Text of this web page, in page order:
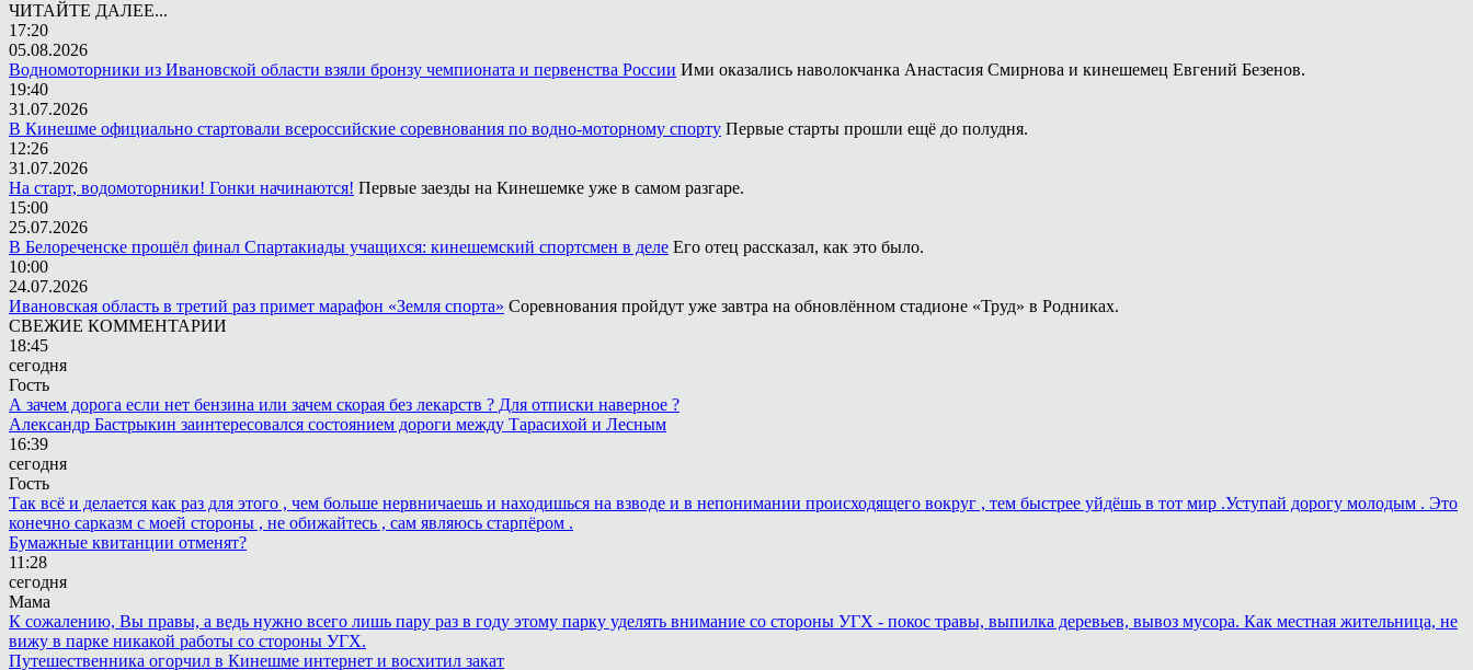
ЧИТАЙТЕ ДАЛЕЕ...
17:20
05.08.2026
Водномоторники из Ивановской области взяли бронзу чемпионата и первенства России Ими оказались наволокчанка Анастасия Смирнова и кинешемец Евгений Безенов.
19:40
31.07.2026
В Кинешме официально стартовали всероссийские соревнования по водно-моторному спорту Первые старты прошли ещё до полудня.
12:26
31.07.2026
На старт, водомоторники! Гонки начинаются! Первые заезды на Кинешемке уже в самом разгаре.
15:00
25.07.2026
В Белореченске прошёл финал Спартакиады учащихся: кинешемский спортсмен в деле Его отец рассказал, как это было.
10:00
24.07.2026
Ивановская область в третий раз примет марафон «Земля спорта» Соревнования пройдут уже завтра на обновлённом стадионе «Труд» в Родниках.
СВЕЖИЕ КОММЕНТАРИИ
18:45
сегодня
Гость
А зачем дорога если нет бензина или зачем скорая без лекарств ? Для отписки наверное ?
Александр Бастрыкин заинтересовался состоянием дороги между Тарасихой и Лесным
16:39
сегодня
Гость
Так всё и делается как раз для этого , чем больше нервничаешь и находишься на взводе и в непонимании происходящего вокруг , тем быстрее уйдёшь в тот мир .Уступай дорогу молодым . Это
конечно сарказм с моей стороны , не обижайтесь , сам являюсь старпёром .
Бумажные квитанции отменят?
11:28
сегодня
Мама
К сожалению, Вы правы, а ведь нужно всего лишь пару раз в году этому парку уделять внимание со стороны УГХ - покос травы, выпилка деревьев, вывоз мусора. Как местная жительница, не
вижу в парке никакой работы со стороны УГХ.
Путешественника огорчил в Кинешме интернет и восхитил закат